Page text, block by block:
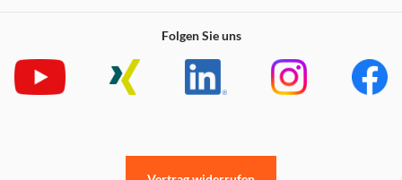
Folgen Sie uns